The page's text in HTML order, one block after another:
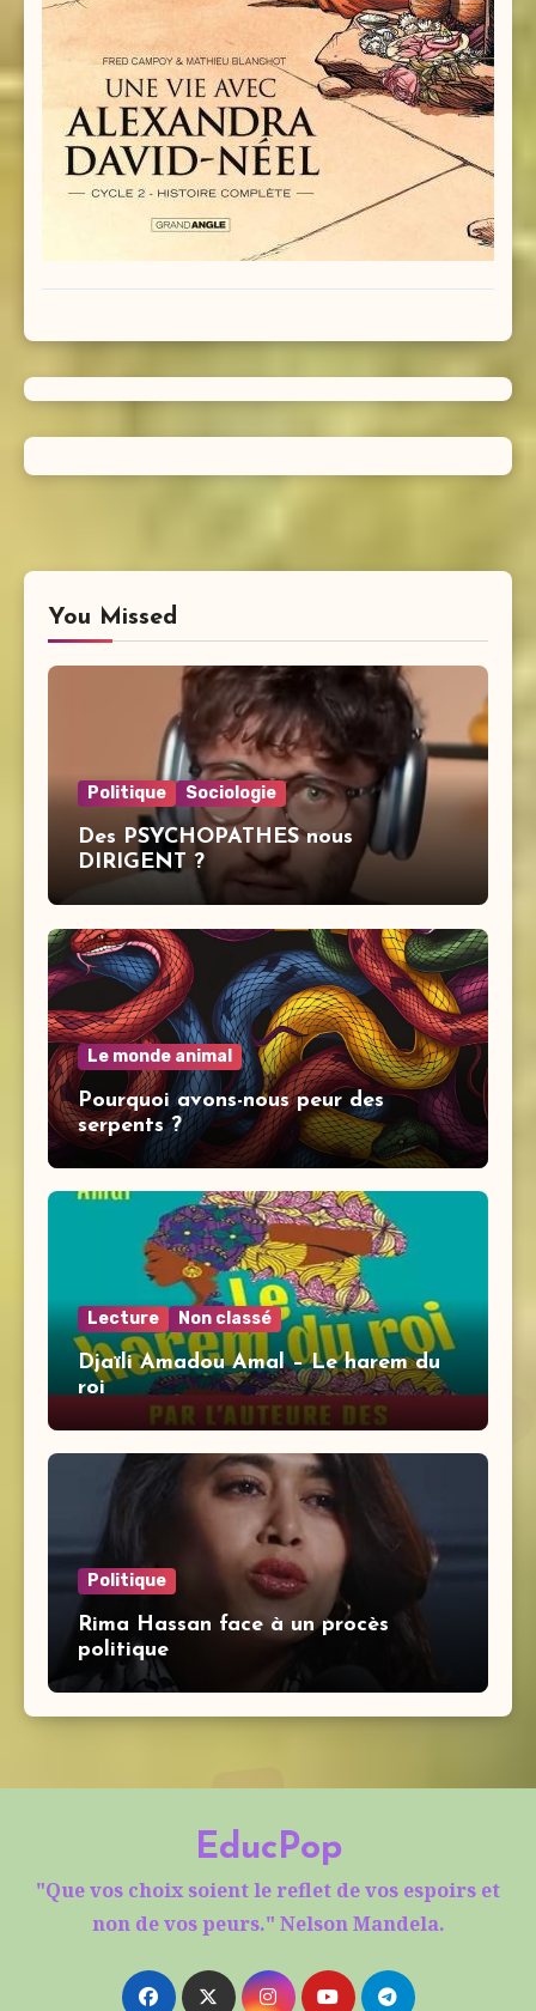
You Missed
Politique Sociologie
Des PSYCHOPATHES nous
DIRIGENT ?
Le monde animal
Pourquoi avons-nous peur des
serpents ?
Lecture Non classé
Djaïli Amadou Amal – Le harem du
roi
Politique
Rima Hassan face à un procès
politique
EducPop
"Que vos choix soient le reflet de vos espoirs et
non de vos peurs." Nelson Mandela.